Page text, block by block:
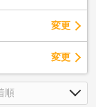
変更
変更